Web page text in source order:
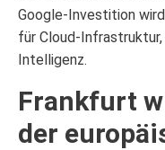
Google-Investition
für Cloud-
Intelligenz.
Frankfurt
der